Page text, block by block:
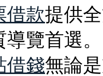
借款提供
覽首選。
借錢無論